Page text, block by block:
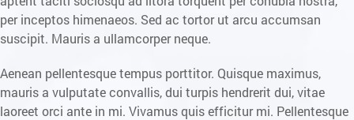
per inceptos himenaeos. Sed ac tortor ut arcu accumsan
suscipit. Mauris a ullamcorper neque.
Aenean pellentesque tempus porttitor. Quisque maximus,
mauris a vulputate convallis, dui turpis hendrerit dui, vitae
laoreet orci ante in mi. Vivamus quis efficitur mi. Pellentesque